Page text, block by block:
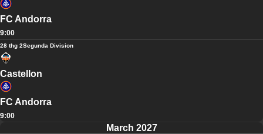
FC Andorra
9:00
28 thg 2Segunda Division
Castellon
FC Andorra
9:00
March 2027